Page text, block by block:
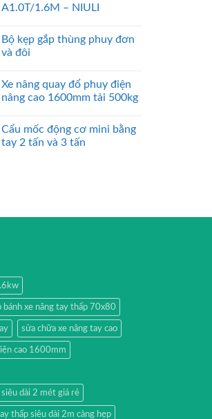
A1.0T/1.6M – NIULI
Bộ kẹp gắp thùng phuy đơn
và đôi
Xe nâng quay đổ phuy điện
nâng cao 1600mm tải 500kg
Cẩu mốc động cơ mini bằng
tay 2 tấn và 3 tấn
bánh xe nâng tay thấp 70x80
sửa chữa xe nâng tay cao
cao 1600mm
dài 2 mét giá rẻ
thấp siêu dài 2m càng hẹp